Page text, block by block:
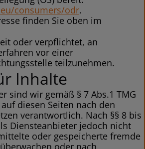
consumers/odr.
finden Sie oben im
oder verpflichtet, an
vor einer
teilzunehmen.
Inhalte
sind wir gemäß § 7 Abs.1 TMG
diesen Seiten nach den
verantwortlich. Nach §§ 8 bis
Diensteanbieter jedoch nicht
oder gespeicherte fremde
oder nach